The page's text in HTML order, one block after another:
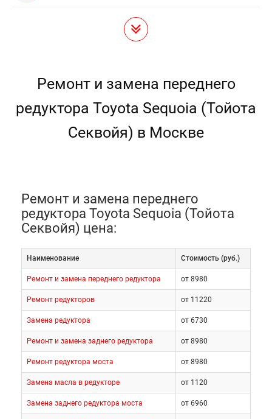
Ремонт и замена переднего
редуктора Toyota Sequoia (Тойота
Секвойя) в Москве
Ремонт и замена переднего
редуктора Toyota Sequoia (Тойота
Секвойя) цена:
Наименование Cтоимость (руб.)
Ремонт и замена переднего редуктора от 8980
Ремонт редукторов от 11220
Замена редуктора от 6730
Ремонт и замена заднего редуктора от 8980
Ремонт редуктора моста от 8980
Замена масла в редукторе от 1120
Замена заднего редуктора моста от 6960